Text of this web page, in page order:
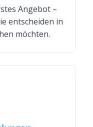
Angebot –
entscheiden in
möchten.